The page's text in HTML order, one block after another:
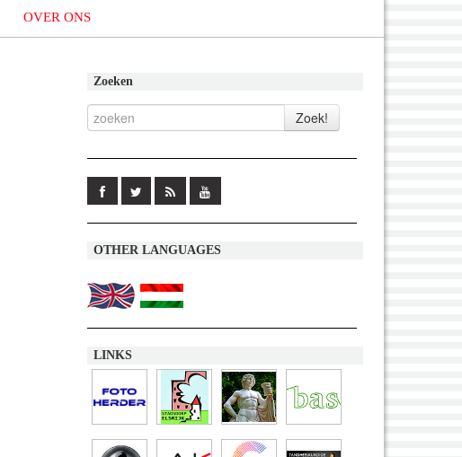
OVER ONS
Zoeken
OTHER LANGUAGES
LINKS